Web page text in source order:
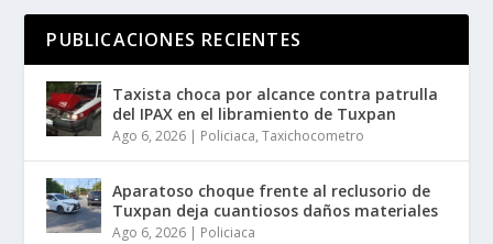
PUBLICACIONES RECIENTES
Taxista choca por alcance contra patrulla
del IPAX en el libramiento de Tuxpan
Ago 6, 2026 | Policiaca,Taxichocometro
Aparatoso choque frente al reclusorio de
Tuxpan deja cuantiosos daños materiales
Ago 6, 2026 | Policiaca